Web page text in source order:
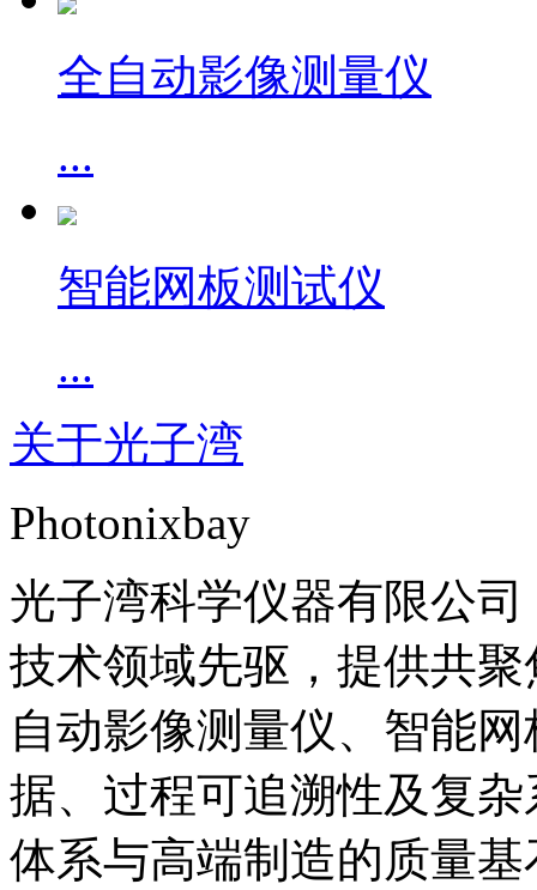
全自动影像测量仪
...
智能网板测试仪
...
关于光子湾
Photonixbay
光子湾科学仪器有限公
技术领域先驱，提供共
自动影像测量仪、智能
据、过程可追溯性及复
体系与高端制造的质量